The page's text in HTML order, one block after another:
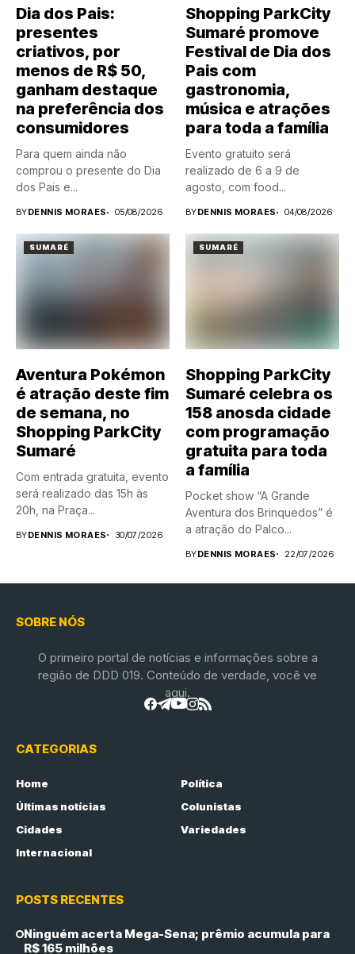
Dia dos Pais:
presentes
criativos, por
menos de R$ 50,
ganham destaque
na preferência dos
consumidores
Para quem ainda não
comprou o presente do Dia
dos Pais e...
BYDENNIS MORAES 05/08/2026
Shopping ParkCity
Sumaré promove
Festival de Dia dos
Pais com
gastronomia,
música e atrações
para toda a família
Evento gratuito será
realizado de 6 a 9 de
agosto, com food...
BYDENNIS MORAES 04/08/2026
SUMARÉ
Aventura Pokémon
é atração deste fim
de semana, no
Shopping ParkCity
Sumaré
Com entrada gratuita, evento
será realizado das 15h às
20h, na Praça...
BYDENNIS MORAES 30/07/2026
SUMARÉ
Shopping ParkCity
Sumaré celebra os
158 anosda cidade
com programação
gratuita para toda
a família
Pocket show “A Grande
Aventura dos Brinquedos” é
a atração do Palco...
BYDENNIS MORAES 22/07/2026
SOBRE NÓS
O primeiro portal de notícias e informações sobre a
região de DDD 019. Conteúdo de verdade, você ve
aqui.
CATEGORIAS
Home
Política
Últimas notícias
Colunistas
Cidades
Variedades
Internacional
POSTS RECENTES
Ninguém acerta Mega-Sena; prêmio acumula para
R$ 165 milhões